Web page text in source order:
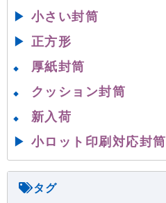
▶ 小さい封筒
▶ 正方形
◆ 厚紙封筒
◆ クッション封筒
◆
新入荷
▶ 小ロット印刷対応封筒